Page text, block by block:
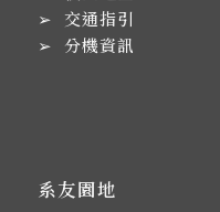
➢ 交通指引
➢ 分機資訊
系友園地